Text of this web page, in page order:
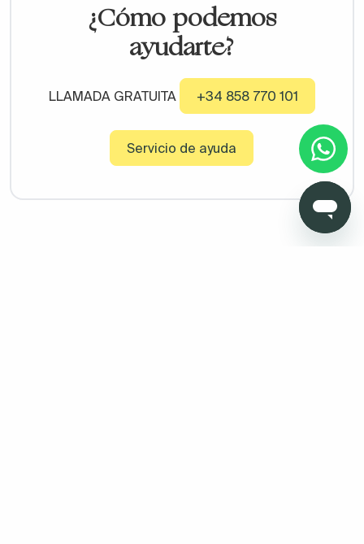
¿Cómo podemos
ayudarte?
LLAMADA GRATUITA +34 858 770 101
Servicio de ayuda